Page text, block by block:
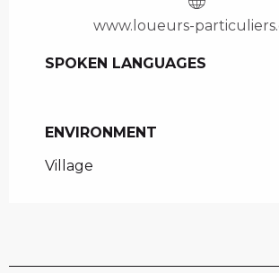
www.loueurs-
SPOKEN LANGUAGES
SPOKEN LANGUAGES
ENVIRONMENT
ENVIRONMENT
Village